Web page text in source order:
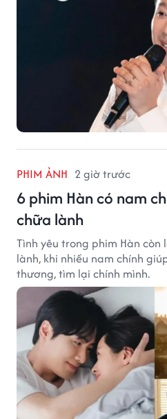
PHIM ẢNH 2 giờ trước
6 phim Hàn có nam
chữa lành
Tình yêu trong phim Hàn
lành, khi nhiều nam chính
thương, tìm lại chính mình.